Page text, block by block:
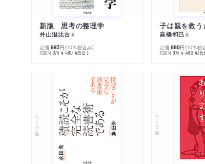
新版 思考の整理学
外山滋比古著
定価:693円 （10％税込み）
ISBN:978-4-480-43912-3
高橋和巳著
定価:880円 （10％税
ISBN:978-4-480-
ちくま文庫 ちくま文庫